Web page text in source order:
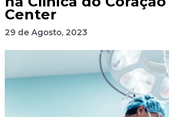
Center
29 de Agosto, 2023